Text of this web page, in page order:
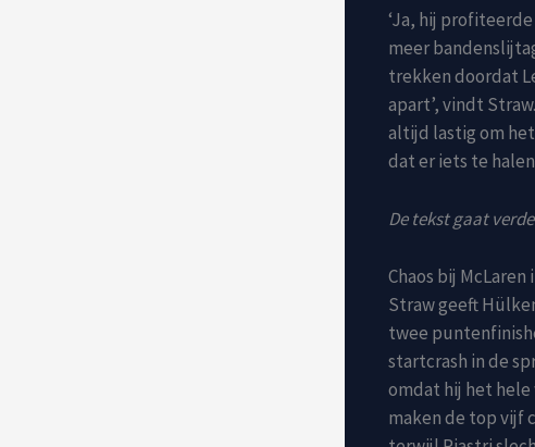
‘Ja, hij
meer
trekken doordat
apart’, vindt
altijd lastig om
dat er iets te
De tekst gaat
Chaos bij
Straw geeft
twee
startcrash in de
omdat hij het hele
maken de top vijf